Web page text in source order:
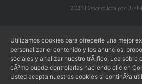
2025 Desarrollada por
Utilizamos cookies para ofrecerle una mejor
personalizar el contenido y los anuncios,
sociales y analizar nuestro trÃ¡fico. Lea sobre
cÃ³mo puede controlarlas haciendo clic en
Usted acepta nuestras cookies si continÃºa